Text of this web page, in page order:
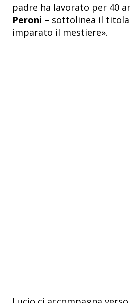
padre ha lavorato per 40
Peroni – sottolinea il
imparato il mestiere».